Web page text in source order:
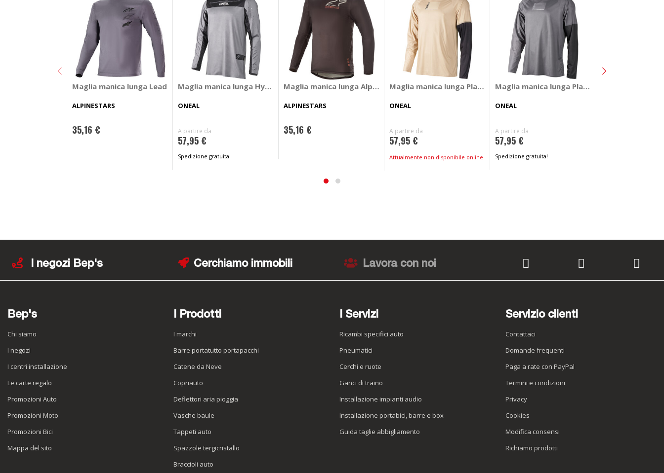
Maglia manica lunga Lead
ALPINESTARS
35,16 €
Maglia manica lunga Hybrid V26
ONEAL
A partire da
57,95 €
Spedizione gratuita!
Maglia manica lunga Alps 6.0 V2
ALPINESTARS
35,16 €
Maglia manica lunga Plain V26
ONEAL
A partire da
57,95 €
Attualmente non disponibile online
Maglia manica lunga Plain V26
ONEAL
A partire da
57,95 €
Spedizione gratuita!
I negozi Bep's Cerchiamo immobili Lavora con noi
Bep's
Chi siamo
I negozi
I centri installazione
Le carte regalo
Promozioni Auto
Promozioni Moto
Promozioni Bici
Mappa del sito
I Prodotti
I marchi
Barre portatutto portapacchi
Catene da Neve
Copriauto
Deflettori aria pioggia
Vasche baule
Tappeti auto
Spazzole tergicristallo
Braccioli auto
I Servizi
Ricambi specifici auto
Pneumatici
Cerchi e ruote
Ganci di traino
Installazione impianti audio
Installazione portabici, barre e box
Guida taglie abbigliamento
Servizio clienti
Contattaci
Domande frequenti
Paga a rate con PayPal
Termini e condizioni
Privacy
Cookies
Modifica consensi
Richiamo prodotti